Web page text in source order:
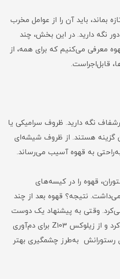
بماند، باید آن را از عوامل مخرب
نگه دارید. در این بخش، چند
معرفی می‌کنیم که برای همه، از
قابل‌اجراست.
نگه دارید. ظروف سرامیکی یا
گزینه هستند. از ظروف شیشه‌ای
به قهوه آسیب می‌رساند.
قهوه را در کیسه‌های
نتیجه؟ قهوه بعد از چند
وقتی به پیشنهاد یک دوست
به ظرف فلزی هوابند سوئیچ کرد و از زیلوکس Z103 برای دم‌آوری
رستورانش به‌طرز چشمگیری بهتر